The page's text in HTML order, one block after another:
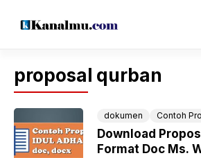
proposal qurban
dokumen Contoh
Download
Format Doc Ms.